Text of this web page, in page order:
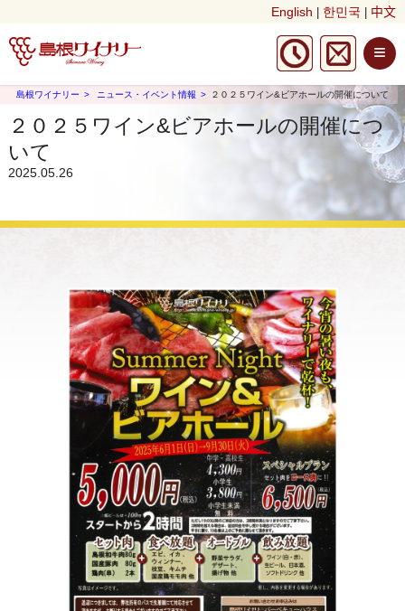
English 한민국 中文
≡
島根ワイナリー ニュース・イベント情報 ２０２５ワイン&ビアホールの開催について
２０２５ワイン&ビアホールの開催につ
いて
2025.05.26